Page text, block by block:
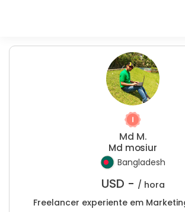
Md M.
Md mosiur
Bangladesh
USD - / hora
Freelancer experiente em